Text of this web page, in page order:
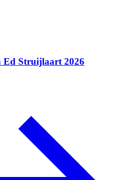
Ed Struijlaart 2026